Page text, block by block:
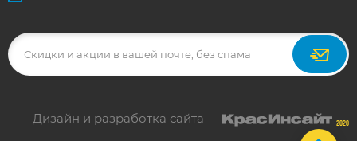
Дизайн и разработка сайта — 2020